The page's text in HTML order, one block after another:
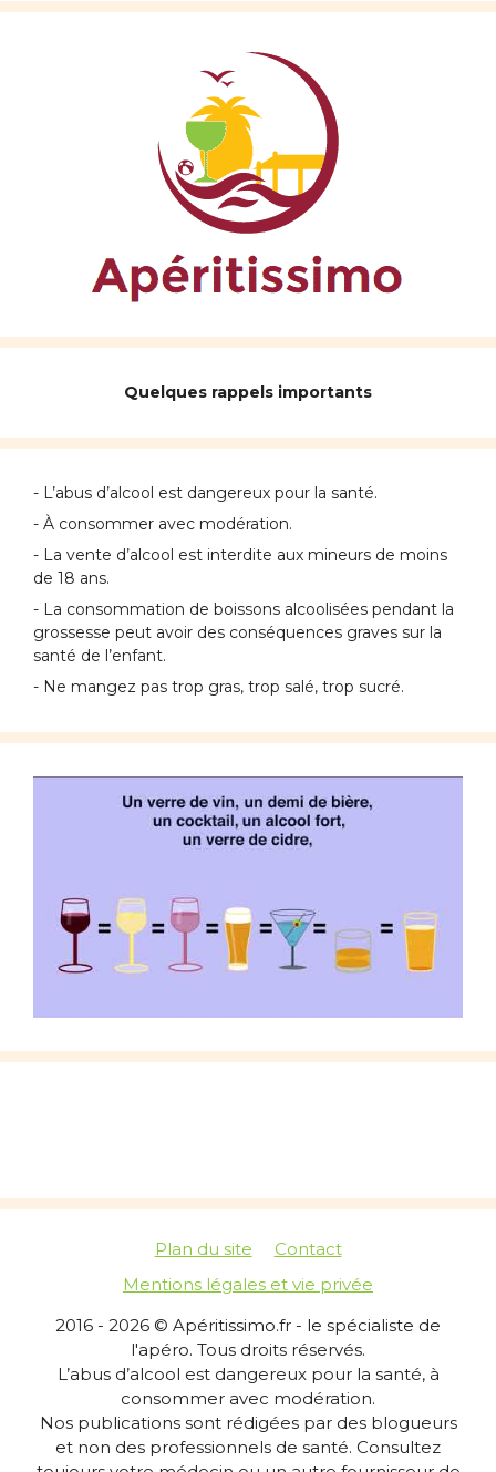
Quelques rappels importants
- L’abus d’alcool est dangereux pour la santé.
- À consommer avec modération.
- La vente d’alcool est interdite aux mineurs de moins
de 18 ans.
- La consommation de boissons alcoolisées pendant la
grossesse peut avoir des conséquences graves sur la
santé de l’enfant.
- Ne mangez pas trop gras, trop salé, trop sucré.
Plan du site
Contact
Mentions légales et vie privée
2016 - 2026 © Apéritissimo.fr - le spécialiste de
l'apéro. Tous droits réservés.
L’abus d’alcool est dangereux pour la santé, à
consommer avec modération.
Nos publications sont rédigées par des blogueurs
et non des professionnels de santé. Consultez